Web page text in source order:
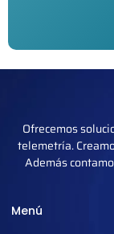
Ofrecemos
telemetría.
Además
Menú